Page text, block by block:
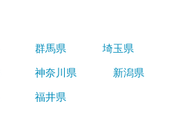
群馬県
埼玉県
神奈川県
新潟県
福井県